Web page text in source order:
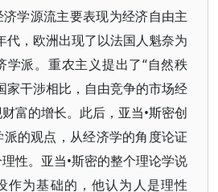
学源流主要表现为经济自由主
代，欧洲出现了以法国人魁奈为
学派。重农主义提出了“自然秩
家干涉相比，自由竞争的市场经
富的增长。此后，亚当•斯密创
的观点，从经济学的角度论证
性。亚当•斯密的整个理论学说
作为基础的，他认为人是理性